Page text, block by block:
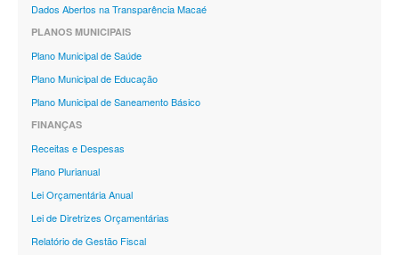
Dados Abertos na Transparência Macaé
PLANOS MUNICIPAIS
Plano Municipal de Saúde
Plano Municipal de Educação
Plano Municipal de Saneamento Básico
FINANÇAS
Receitas e Despesas
Plano Plurianual
Lei Orçamentária Anual
Lei de Diretrizes Orçamentárias
Relatório de Gestão Fiscal